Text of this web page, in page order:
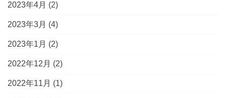
2023年4月 (2)
2023年3月 (4)
2023年1月 (2)
2022年12月 (2)
2022年11月 (1)